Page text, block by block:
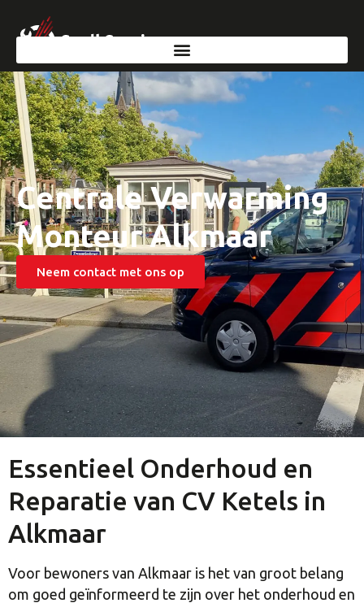
Centrale Verwarming
Monteur Alkmaar
Neem contact met ons op
Essentieel Onderhoud en
Reparatie van CV Ketels in
Alkmaar
Voor bewoners van Alkmaar is het van groot belang
om goed geïnformeerd te zijn over het onderhoud en